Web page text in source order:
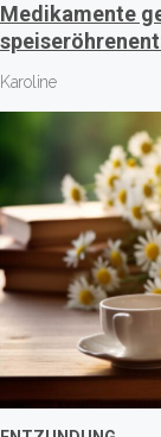
Medikamente
Karoline